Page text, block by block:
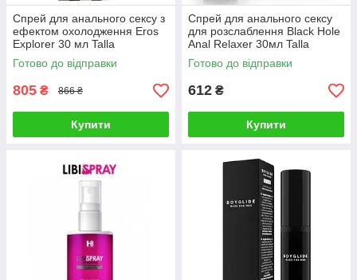
Cпрей для анального сексу з
ефектом охолодження Eros
Explorer 30 мл Talla
Готово до відправки
805 ₴ 866 ₴
Купити
Спрей для анального сексу
для розслаблення Black Hole
Anal Relaxer 30мл Talla
Готово до відправки
612 ₴
Купити